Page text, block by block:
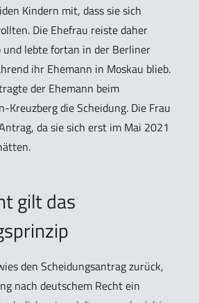
Kindern mit, dass sie sich
Die Ehefrau reiste daher
und lebte fortan in der Berliner
ihr Ehemann in Moskau blieb.
der Ehemann beim
die Scheidung. Die Frau
da sie sich erst im Mai 2021
gilt das
den Scheidungsantrag zurück,
nach deutschem Recht ein